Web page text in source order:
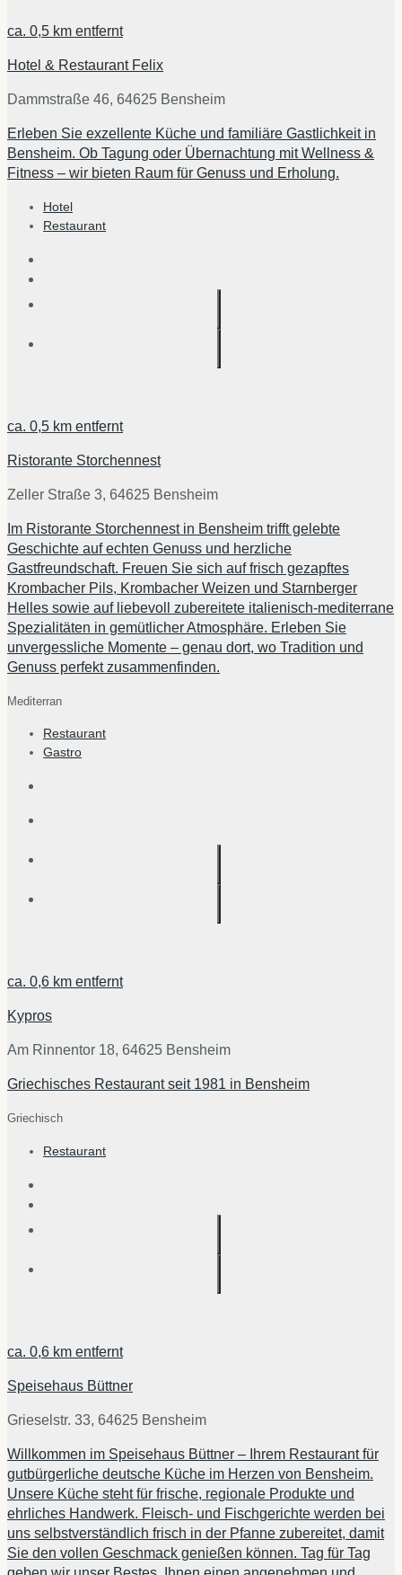
ca. 0,5 km entfernt
Hotel & Restaurant Felix
Dammstraße 46, 64625 Bensheim
Erleben Sie exzellente Küche und familiäre Gastlichkeit in
Bensheim. Ob Tagung oder Übernachtung mit Wellness &
Fitness – wir bieten Raum für Genuss und Erholung.
Hotel
Restaurant
ca. 0,5 km entfernt
Ristorante Storchennest
Zeller Straße 3, 64625 Bensheim
Im Ristorante Storchennest in Bensheim trifft gelebte
Geschichte auf echten Genuss und herzliche
Gastfreundschaft. Freuen Sie sich auf frisch gezapftes
Krombacher Pils, Krombacher Weizen und Starnberger
Helles sowie auf liebevoll zubereitete italienisch-mediterrane
Spezialitäten in gemütlicher Atmosphäre. Erleben Sie
unvergessliche Momente – genau dort, wo Tradition und
Genuss perfekt zusammenfinden.
Mediterran
Restaurant
Gastro
ca. 0,6 km entfernt
Kypros
Am Rinnentor 18, 64625 Bensheim
Griechisches Restaurant seit 1981 in Bensheim
Griechisch
Restaurant
ca. 0,6 km entfernt
Speisehaus Büttner
Grieselstr. 33, 64625 Bensheim
Willkommen im Speisehaus Büttner – Ihrem Restaurant für
gutbürgerliche deutsche Küche im Herzen von Bensheim.
Unsere Küche steht für frische, regionale Produkte und
ehrliches Handwerk. Fleisch- und Fischgerichte werden bei
uns selbstverständlich frisch in der Pfanne zubereitet, damit
Sie den vollen Geschmack genießen können. Tag für Tag